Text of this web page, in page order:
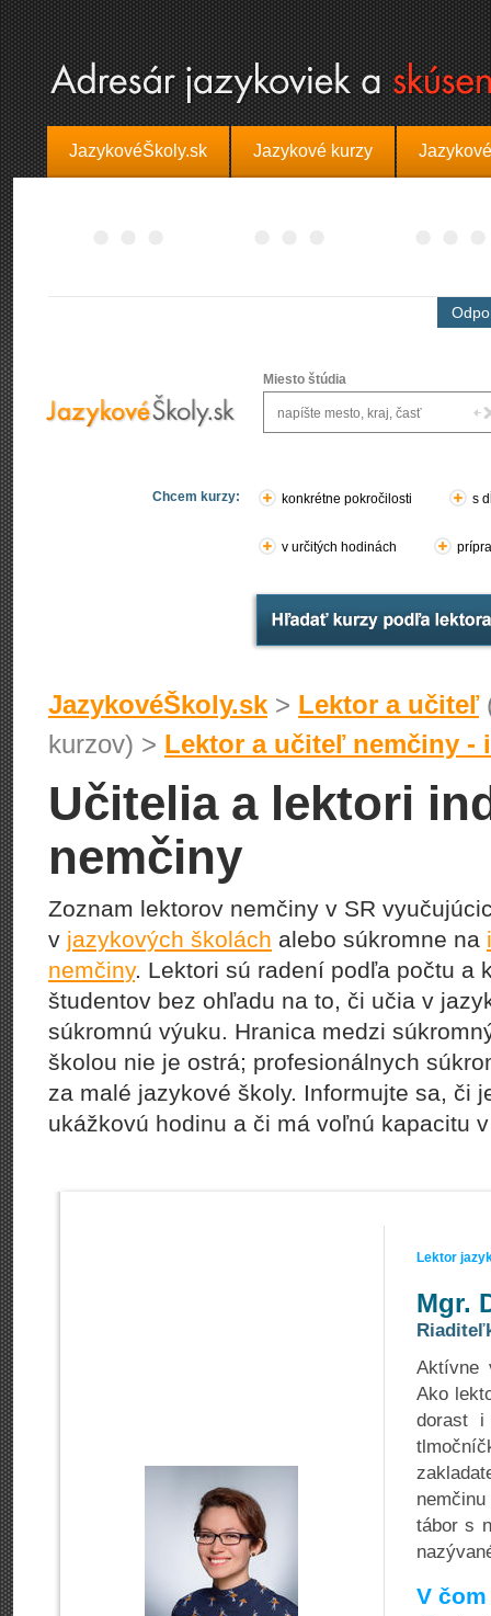
JazykovéŠkoly.sk Jazykové kurzy
Miesto štúdia
Chcem kurzy: konkrétne pokročilosti s
v určitých hodinách
JazykovéŠkoly.sk > Lektor a učiteľ
kurzov) > Lektor a učiteľ nemčiny -
Učitelia a lektori
nemčiny
Zoznam lektorov nemčiny v SR
v jazykových školách alebo súkromne na
nemčiny. Lektori sú radení podľa počtu a
študentov bez ohľadu na to, či učia v
súkromnú výuku. Hranica medzi
školou nie je ostrá; profesionálnych
za malé jazykové školy. Informujte sa, či
ukážkovú hodinu a či má voľnú kapacitu
Lektor
Mgr.
Aktívne
Ako
dorast i
tábor s
V